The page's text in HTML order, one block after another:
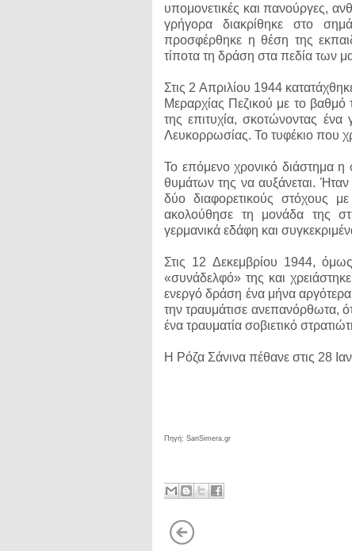
υπομονετικές και πανούργες,
γρήγορα διακρίθηκε στο
προσφέρθηκε η θέση της
τίποτα τη δράση στα πεδία των
Στις 2 Απριλίου 1944
Μεραρχίας Πεζικού με το βαθμό
της επιτυχία, σκοτώνοντας
Λευκορρωσίας. To τυφέκιο που
Το επόμενο χρονικό διάστημα η
θυμάτων της να αυξάνεται. Ήταν
δύο διαφορετικούς στόχους
ακολούθησε τη μονάδα της
γερμανικά εδάφη και
Στις 12 Δεκεμβρίου 1944,
«συνάδελφό» της και
ενεργό δράση ένα μήνα
την τραυμάτισε ανεπανόρθωτα,
ένα τραυματία σοβιετικό
Η Ρόζα Σάνινα πέθανε στις 28
Πηγή: SanSimera.gr